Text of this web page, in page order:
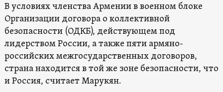
В условиях членства Армении в военном блоке
Организации договора о коллективной
безопасности (ОДКБ), действующем под
лидерством России, а также пяти армяно-
российских межгосударственных договоров,
страна находится в той же зоне безопасности, что
и Россия, считает Марукян.